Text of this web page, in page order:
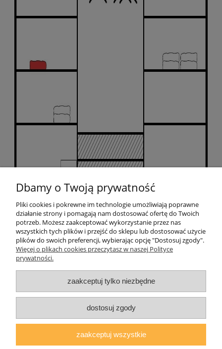
Pomoc
Moje konto
O nas
AGMAT MEBLE Mateusz Kuźmicz| ul.Zacisze 1a/3, 63-600 Kępno,
woj. wielkopolskie | E-mail:sklep@agmatmeble.plTel.:790344333|
Dbamy o Twoją prywatność
Pliki cookies i pokrewne im technologie umożliwiają poprawne
działanie strony i pomagają nam dostosować ofertę do Twoich
potrzeb. Możesz zaakceptować wykorzystanie przez nas
wszystkich tych plików i przejść do sklepu lub dostosować użycie
plików do swoich preferencji, wybierając opcję "Dostosuj zgody".
Więcej o plikach cookies przeczytasz w naszej Polityce
prywatności.
zaakceptuj tylko niezbędne
dostosuj zgody
zaakceptuj wszystkie